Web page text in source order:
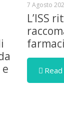
7 Agosto
L’ISS